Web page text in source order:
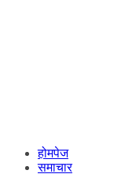
होमपेज
समाचार